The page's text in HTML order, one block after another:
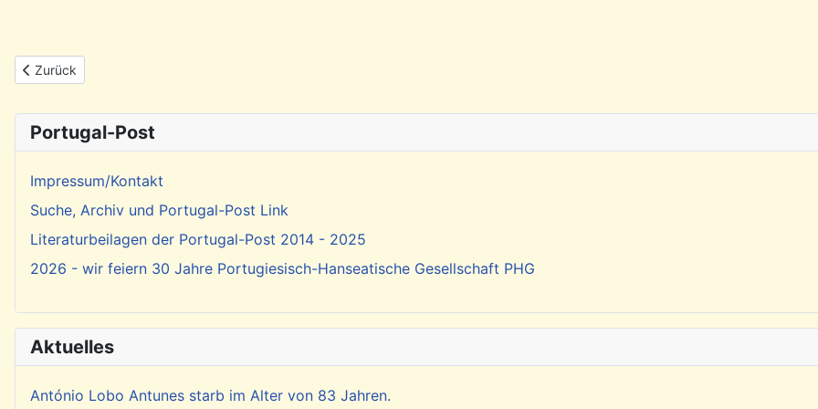
Vorheriger Beitrag: Rückblick: Dia de Portugal am 10. Juni 2026 in Hamburg
Zurück
Portugal-Post
Impressum/Kontakt
Suche, Archiv und Portugal-Post Link
Literaturbeilagen der Portugal-Post 2014 - 2025
2026 - wir feiern 30 Jahre Portugiesisch-Hanseatische Gesellschaft PHG
Aktuelles
António Lobo Antunes starb im Alter von 83 Jahren.